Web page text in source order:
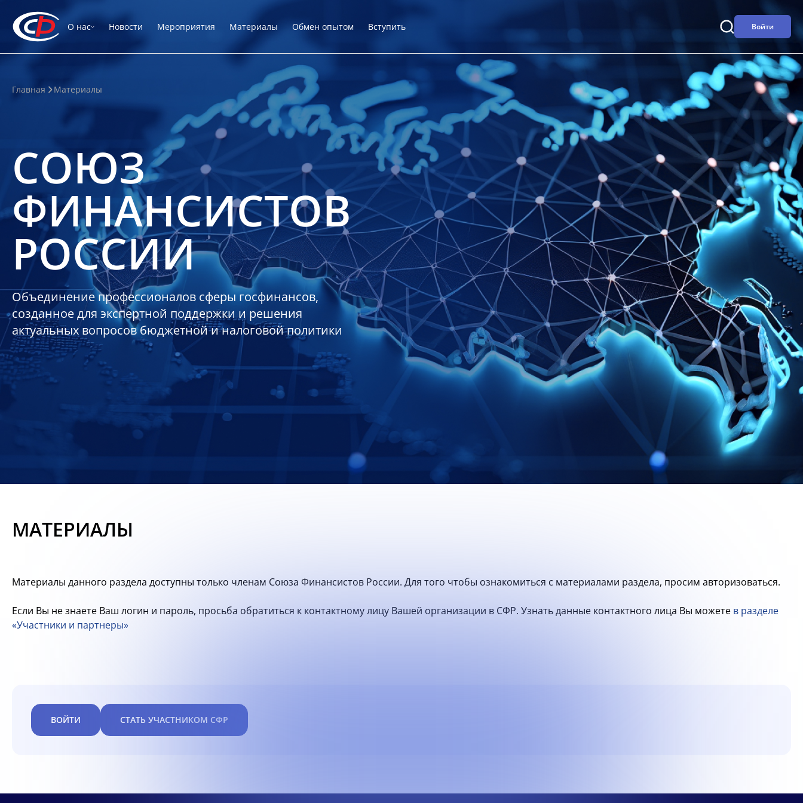
О нас Новости Мероприятия Материалы Обмен опытом Вступить Войти
Главная Материалы
СОЮЗ
ФИНАНСИСТОВ
РОССИИ
Объединение профессионалов сферы госфинансов,
созданное для экспертной поддержки и решения
актуальных вопросов бюджетной и налоговой политики
МАТЕРИАЛЫ
Материалы данного раздела доступны только членам Союза Финансистов России. Для того чтобы ознакомиться с материалами раздела, просим авторизоваться.
Если Вы не знаете Ваш логин и пароль, просьба обратиться к контактному лицу Вашей организации в СФР. Узнать данные контактного лица Вы можете в разделе
«Участники и партнеры»
ВОЙТИ СТАТЬ УЧАСТНИКОМ СФР